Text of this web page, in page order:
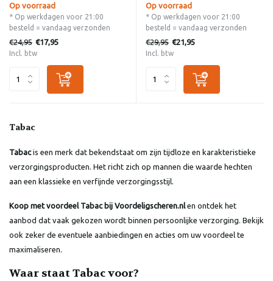
Op voorraad
* Op werkdagen voor 21:00
besteld = vandaag verzonden
€24,95 €17,95
Incl. btw
Op voorraad
* Op werkdagen voor 21:00
besteld = vandaag verzonden
€29,95 €21,95
Incl. btw
Tabac
Tabacis een merk dat bekendstaat om zijn tijdloze en karakteristieke
verzorgingsproducten. Het richt zich op mannen die waarde hechten
aan een klassieke en verfijnde verzorgingsstijl.
Koop met voordeel Tabac bij Voordeligscheren.nl en ontdek het
aanbod dat vaak gekozen wordt binnen persoonlijke verzorging. Bekijk
ook zeker de eventuele aanbiedingen en acties om uw voordeel te
maximaliseren.
Waar staat Tabac voor?